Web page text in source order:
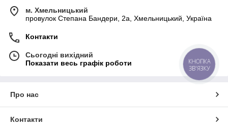
м. Хмельницький
провулок Степана Бандери, 2a, Хмельницький, Україна
Контакти
Сьогодні вихідний
Показати весь графік роботи
Про нас
Контакти
КНОПКА
ЗВ'ЯЗКУ